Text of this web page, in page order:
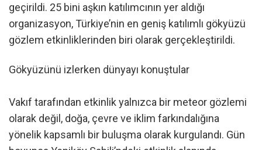
geçirildi. 25 bini aşkın katılımcının yer aldığı
organizasyon, Türkiye’nin en geniş katılımlı gökyüzü
gözlem etkinliklerinden biri olarak gerçekleştirildi.
Gökyüzünü izlerken dünyayı konuştular
Vakıf tarafından etkinlik yalnızca bir meteor gözlemi
olarak değil, doğa, çevre ve iklim farkındalığına
yönelik kapsamlı bir buluşma olarak kurgulandı. Gün